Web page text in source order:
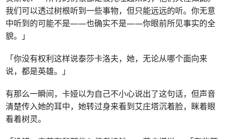
我们可以透过树根听到一些事物，但只能远远的听。你无意
中听到的可能不是——也确实不是——你眼前所见事实的全
貌。」
「你没有权利这样说泰莎卡洛夫，她，无论从哪个面向来
说，都是英雄。」
有那么一瞬间，卡娅以为自己不小心说出了这句话，但声音
清楚传入她的耳中，她转过身来看到艾庄塔沉着脸，眯着眼
看着树灵。